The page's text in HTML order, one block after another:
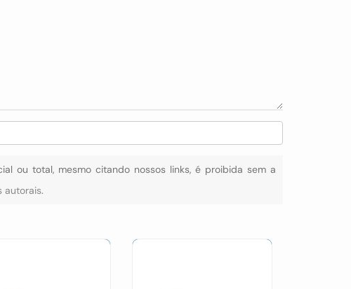
ou total, mesmo citando nossos links, é proibida sem a
autorais.